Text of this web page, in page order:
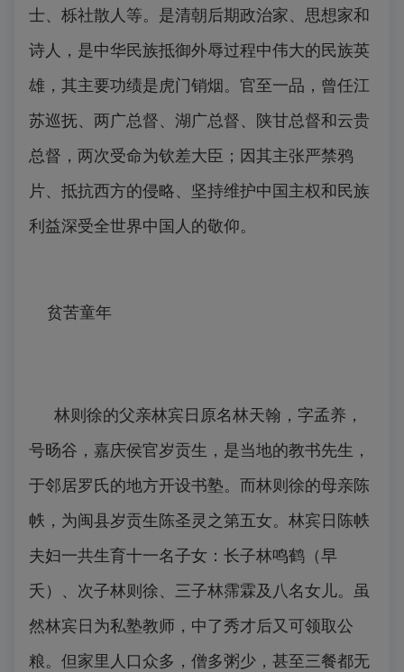
士、栎社散人等。是清朝后期政治家、思想家和
诗人，是中华民族抵御外辱过程中伟大的民族英
雄，其主要功绩是虎门销烟。官至一品，曾任江
苏巡抚、两广总督、湖广总督、陕甘总督和云贵
总督，两次受命为钦差大臣；因其主张严禁鸦
片、抵抗西方的侵略、坚持维护中国主权和民族
利益深受全世界中国人的敬仰。
贫苦童年
林则徐的父亲林宾日原名林天翰，字孟养，
号旸谷，嘉庆侯官岁贡生，是当地的教书先生，
于邻居罗氏的地方开设书塾。而林则徐的母亲陈
帙，为闽县岁贡生陈圣灵之第五女。林宾日陈帙
夫妇一共生育十一名子女：长子林鸣鹤（早
夭）、次子林则徐、三子林霈霖及八名女儿。虽
然林宾日为私塾教师，中了秀才后又可领取公
粮。但家里人口众多，僧多粥少，甚至三餐都无